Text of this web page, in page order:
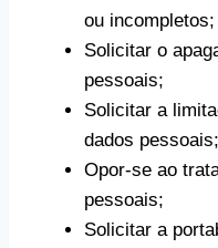
ou incompletos;
Solicitar o
pessoais;
Solicitar a
dados pessoais;
Opor-se ao
pessoais;
Solicitar a